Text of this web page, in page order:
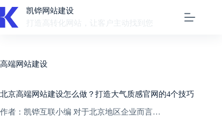
至
凯铧网站建设
打造高转化网站，让客户主动找到您
高端网站建设
北京高端网站建设怎么做？打造大气质感官网的4个技巧
作者：凯铧互联小编 对于北京地区企业而言…